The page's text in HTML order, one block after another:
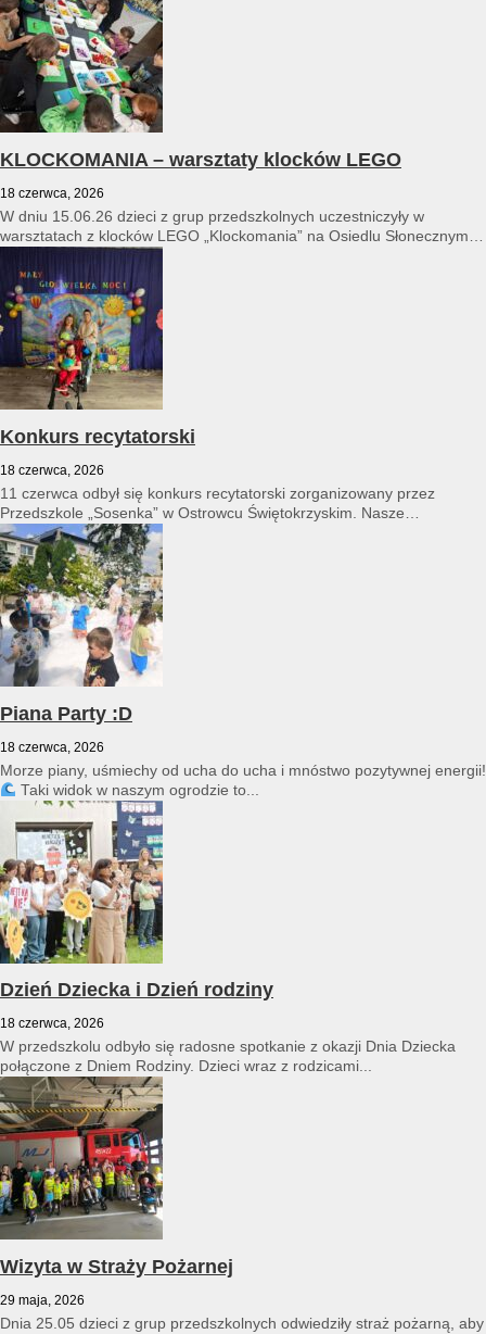
KLOCKOMANIA – warsztaty klocków LEGO
18 czerwca, 2026
W dniu 15.06.26 dzieci z grup przedszkolnych uczestniczyły w
warsztatach z klocków LEGO „Klockomania” na Osiedlu Słonecznym
Konkurs recytatorski
18 czerwca, 2026
11 czerwca odbył się konkurs recytatorski zorganizowany przez
Przedszkole „Sosenka” w Ostrowcu Świętokrzyskim. Nasze
przedszkole reprezentował Franciszek Karpiński...
Piana Party :D
18 czerwca, 2026
Morze piany, uśmiechy od ucha do ucha i mnóstwo pozytywnej energii!
Taki widok w naszym ogrodzie to...
Dzień Dziecka i Dzień rodziny
18 czerwca, 2026
W przedszkolu odbyło się radosne spotkanie z okazji Dnia Dziecka
połączone z Dniem Rodziny. Dzieci wraz z rodzicami...
Wizyta w Straży Pożarnej
29 maja, 2026
Dnia 25.05 dzieci z grup przedszkolnych odwiedziły straż pożarną, aby